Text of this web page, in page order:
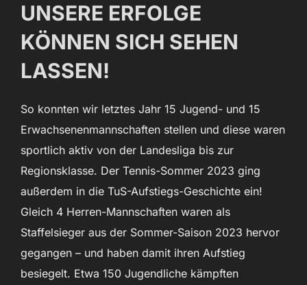
UNSERE ERFOLGE
KÖNNEN SICH SEHEN
LASSEN!
So konnten wir letztes Jahr 15 Jugend- und 15
Erwachsenenmannschaften stellen und diese waren
sportlich aktiv von der Landesliga bis zur
Regionsklasse. Der Tennis-Sommer 2023 ging
außerdem in die TuS-Aufstiegs-Geschichte ein!
Gleich 4 Herren-Mannschaften waren als
Staffelsieger aus der Sommer-Saison 2023 hervor
gegangen – und haben damit ihren Aufstieg
besiegelt. Etwa 150 Jugendliche kämpften